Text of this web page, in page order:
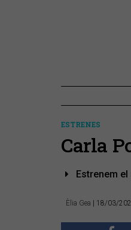
ESTRENES
Carla
Estrenem
Èlia Gea | 18/03/